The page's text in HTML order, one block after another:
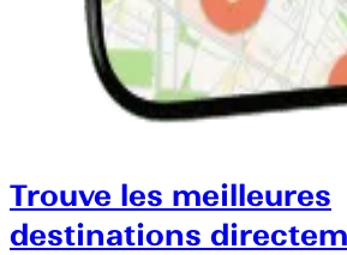
Trouve les meilleures
destinations